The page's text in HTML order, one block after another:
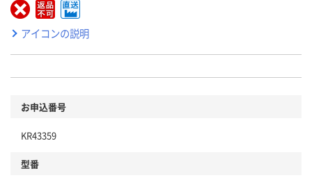
アイコンの説明
お申込番号
KR43359
型番